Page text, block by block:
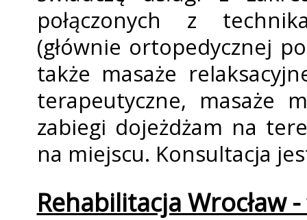
połączonych z
(głównie ortopedycznej
także masaże
terapeutyczne, masaże
zabiegi dojeżdżam na
na miejscu. Konsultacja
Rehabilitacja Wrocław